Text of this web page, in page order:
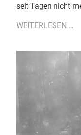
seit Tagen nicht
WEITERLESEN …